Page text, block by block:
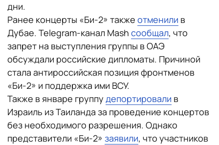
дни.
Ранее концерты «Би-2» также отменили в
Дубае. Telegram-канал Mash сообщал, что
запрет на выступления группы в ОАЭ
обсуждали российские дипломаты. Причиной
стала антироссийская позиция фронтменов
«Би-2» и поддержка ими ВСУ.
Также в январе группу депортировали в
Израиль из Таиланда за проведение концертов
без необходимого разрешения. Однако
представители «Би-2» заявили, что участников